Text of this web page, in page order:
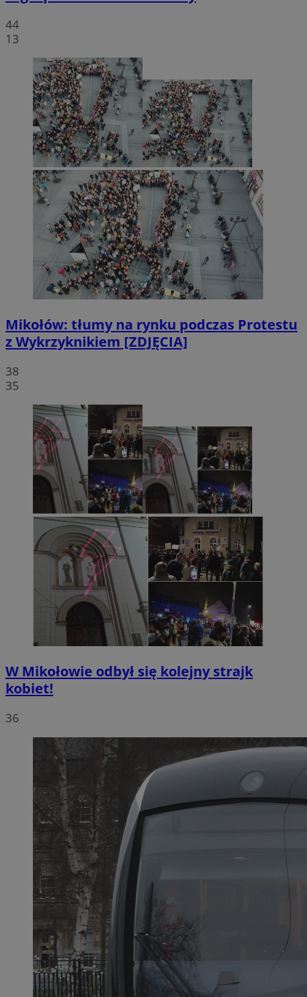
44
13
Mikołów: tłumy na rynku podczas Protestu
z Wykrzyknikiem [ZDJĘCIA]
38
35
W Mikołowie odbył się kolejny strajk
kobiet!
36